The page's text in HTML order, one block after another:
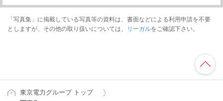
「写真集」に掲載している写真等の資料は、書面などによる利用申請を不要
としますが、その他の取り扱いについては、
リーガルをご確認下さい。
東京電力グループ トップ